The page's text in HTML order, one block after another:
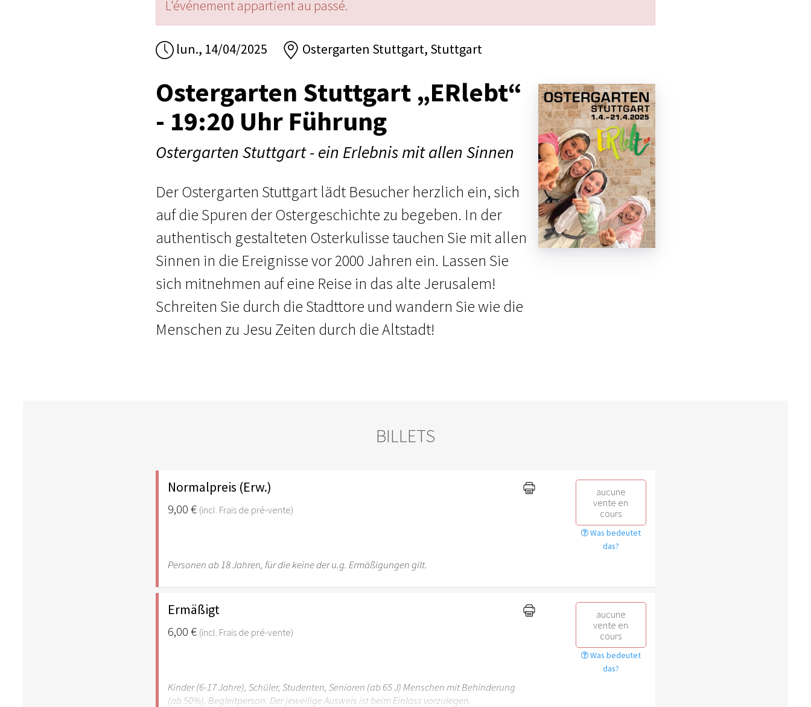
L'événement appartient au passé.
lun., 14/04/2025 Ostergarten Stuttgart, Stuttgart
Ostergarten Stuttgart „ERlebt“
- 19:20 Uhr Führung
Ostergarten Stuttgart - ein Erlebnis mit allen Sinnen
Der Ostergarten Stuttgart lädt Besucher herzlich ein, sich
auf die Spuren der Ostergeschichte zu begeben. In der
authentisch gestalteten Osterkulisse tauchen Sie mit allen
Sinnen in die Ereignisse vor 2000 Jahren ein. Lassen Sie
sich mitnehmen auf eine Reise in das alte Jerusalem!
Schreiten Sie durch die Stadttore und wandern Sie wie die
Menschen zu Jesu Zeiten durch die Altstadt!
BILLETS
Normalpreis (Erw.)
9,00 € (incl. Frais de pré-vente)
aucune
vente en
cours
Was bedeutet
das?
Personen ab 18 Jahren, für die keine der u.g. Ermäßigungen gilt.
Ermäßigt
6,00 € (incl. Frais de pré-vente)
aucune
vente en
cours
Was bedeutet
das?
Kinder (6-17 Jahre), Schüler, Studenten, Senioren (ab 65 J) Menschen mit Behinderung
(ab 50%), Begleitperson. Der jeweilige Ausweis ist beim Einlass vorzulegen.